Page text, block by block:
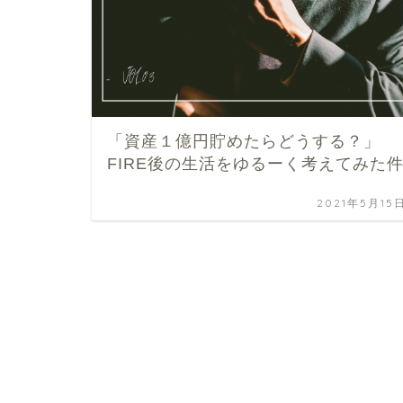
「資産１億円貯めたらどうする？」
FIRE後の生活をゆるーく考えてみた件
2021年5月15